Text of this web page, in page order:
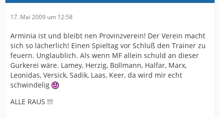
17. Mai 2009 um 12:58
Arminia ist und bleibt nen Provinzverein! Der Verein macht
sich so lächerlich! Einen Spieltag vor Schluß den Trainer zu
feuern. Unglaublich. Als wenn MF allein schuld an dieser
Gurkerei wäre. Lamey, Herzig, Bollmann, Halfar, Marx,
Leonidas, Versick, Sadik, Laas, Keer, da wird mir echt
schwindelig
ALLE RAUS !!!